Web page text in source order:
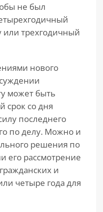
не был
или трехгодичный
нового
может быть
срок со дня
последнего
по делу. Можно и
решения по
его рассмотрение
и
четыре года для